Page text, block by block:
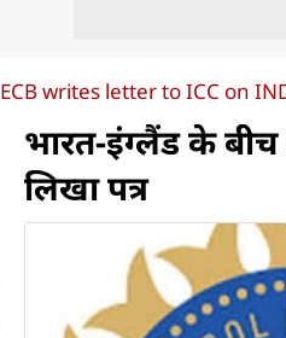
ECB writes letter to ICC on
भारत-इंग्लैंड के
लिखा पत्र